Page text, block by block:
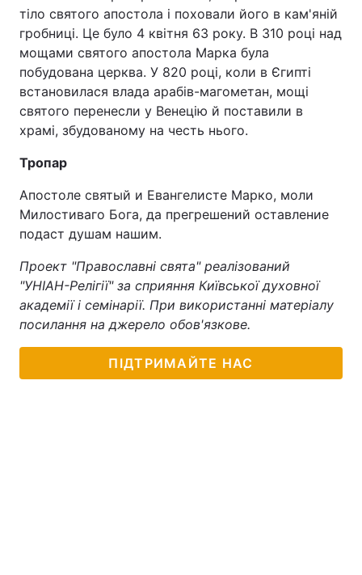
тіло святого апостола і поховали його в кам'яній
гробниці. Це було 4 квітня 63 року. В 310 році над
мощами святого апостола Марка була
побудована церква. У 820 році, коли в Єгипті
встановилася влада арабів-магометан, мощі
святого перенесли у Венецію й поставили в
храмі, збудованому на честь нього.
Тропар
Апостоле святый и Евангелисте Марко, моли
Милостиваго Бога, да прегрешений оставление
подаст душам нашим.
Проект "Православні свята" реалізований
"УНІАН-Релігії" за сприяння Київської духовної
академії і семінарії. При використанні матеріалу
посилання на джерело обов'язкове.
ПІДТРИМАЙТЕ НАС